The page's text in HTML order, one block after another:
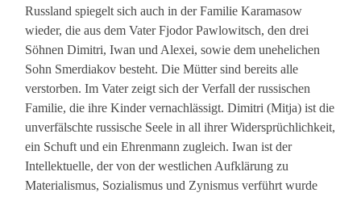
Russland spiegelt sich auch in der Familie Karamasow
wieder, die aus dem Vater Fjodor Pawlowitsch, den drei
Söhnen Dimitri, Iwan und Alexei, sowie dem unehelichen
Sohn Smerdiakov besteht. Die Mütter sind bereits alle
verstorben. Im Vater zeigt sich der Verfall der russischen
Familie, die ihre Kinder vernachlässigt. Dimitri (Mitja) ist die
unverfälschte russische Seele in all ihrer Widersprüchlichkeit,
ein Schuft und ein Ehrenmann zugleich. Iwan ist der
Intellektuelle, der von der westlichen Aufklärung zu
Materialismus, Sozialismus und Zynismus verführt wurde